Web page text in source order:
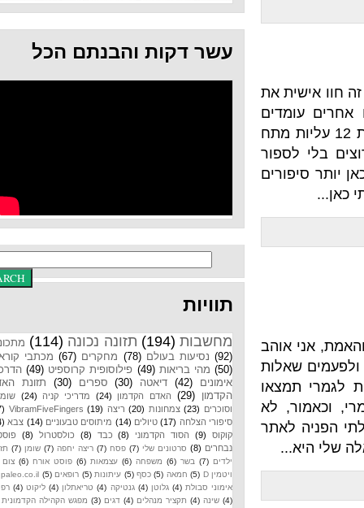
את
בלי לחם, או לעשות 12 עליות מתח
אוהב
לא
לאתר
עשר דקות והבנתם הכל
מחשבות (194) תזונה נכונה (114) מתכונים
נסיעות בעולם (78) מחקרים (67) מכתבי קוראים
(50) מהי בריאות (49) פילוסופית קרוספיט (49) הדרכות
אימונים
דיאטה (30) ספרים (30)
תזונת האדם
הקדמון
האדם הקדמון (24) מדריכי קניה (24)
שומנים
וסוכרים (23) צמחונות (20) ריצה (19)
VibramFiveFingers
(17)
סיפורי הצלחה
(17) טיולים (14) מיתוסים טבעוניים (14) צבא (14)
קוקוס
(9) הסוד הקדמוני (8) כבד (8) כולסטרול (8)
פוסטים
נבחרים
סרטונים שלי (7) פסח (7) ריצה יחפה (7) שומן (7)
תזונת
(6) משפחה (6) עצמאות (6) פוסט אורח (6) צום (6)
חמאה (5) כסף (5) עיתונות (5) רופאים (5)
paleo.co.il
(4)
גלוטן (4) גנטיקה (4) טריאתלון (4) ליקוט (4) רפואה
(4) שינה (4) תקציר מנהלים (4) דגים (3) מפגש הקהילה הקדמונית
(3)